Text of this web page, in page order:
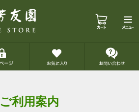
ご利用案内